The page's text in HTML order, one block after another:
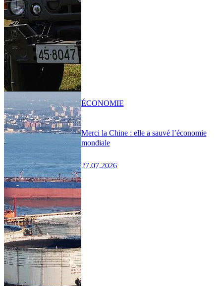
Merci la Chine : elle a sauvé l’économie
mondiale
27.07.2026
ÉCONOMIE